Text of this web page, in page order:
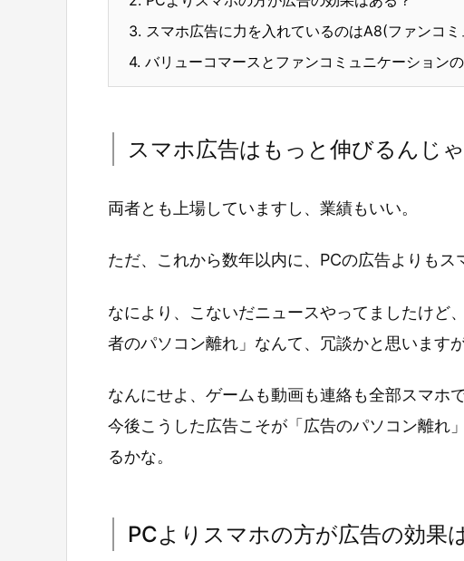
3. スマホ広告に力を入れているのはA8(ファンコ
4. バリューコマースとファンコミュニケーション
スマホ広告はもっと伸びるんじ
両者とも上場していますし、業績もいい。
ただ、これから数年以内に、PCの広告よりもス
なにより、こないだニュースやってましたけど
者のパソコン離れ」なんて、冗談かと思いますが
なんにせよ、ゲームも動画も連絡も全部スマホ
今後こうした広告こそが「広告のパソコン離れ
るかな。
PCよりスマホの方が広告の効果